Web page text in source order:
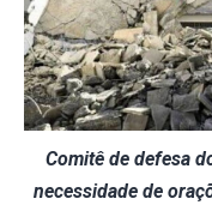
Comitê de defesa
necessidade de